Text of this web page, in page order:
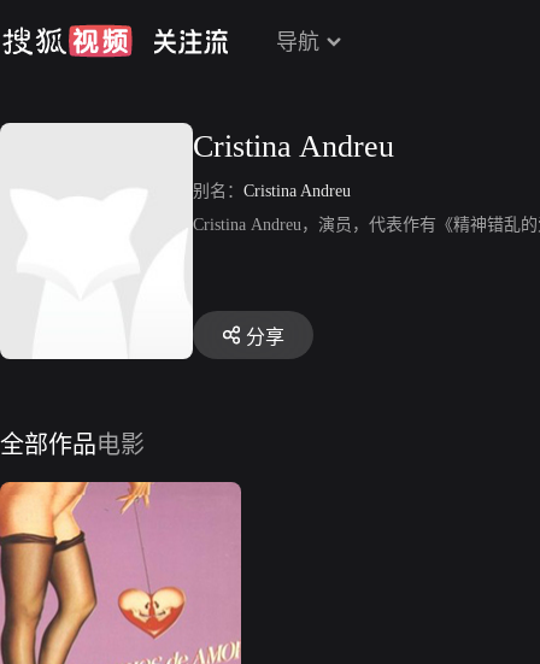
导航
Cristina Andreu
别名： Cristina Andreu
Cristina Andreu，演员，代表作有《精神错乱
分享
全部作品电影